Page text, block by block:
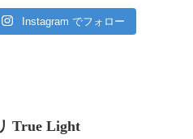
Instagram でフォロー
True Light